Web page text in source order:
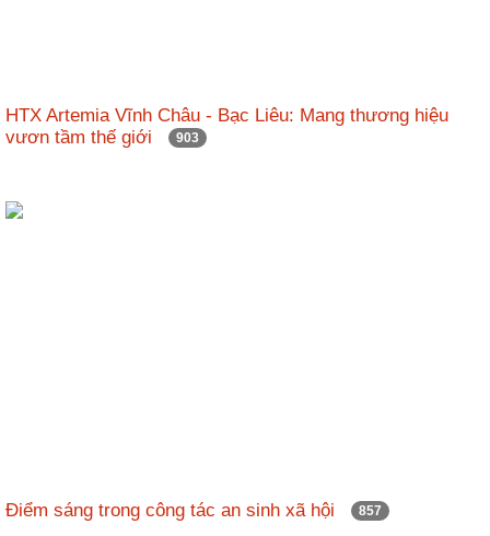
HTX Artemia Vĩnh Châu - Bạc Liêu: Mang thương hiệu
vươn tầm thế giới
903
Điểm sáng trong công tác an sinh xã hội 857